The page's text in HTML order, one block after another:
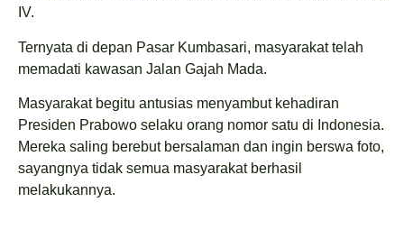
IV.
Ternyata di depan Pasar Kumbasari, masyarakat telah
memadati kawasan Jalan Gajah Mada.
Masyarakat begitu antusias menyambut kehadiran
Presiden Prabowo selaku orang nomor satu di Indonesia.
Mereka saling berebut bersalaman dan ingin berswa foto,
sayangnya tidak semua masyarakat berhasil
melakukannya.